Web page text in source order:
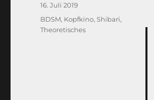
Veröffentlicht
16. Juli 2019
Kategorien
BDSM, Kopfkino,Shibari,
Theoretisches